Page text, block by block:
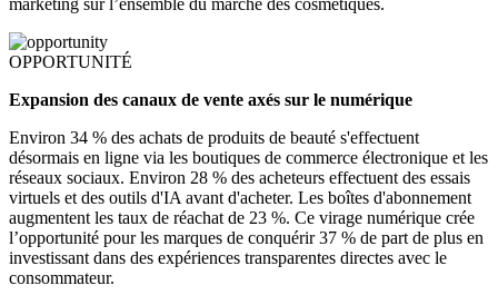
marketing sur l’ensemble du marché des cosmétiques.
OPPORTUNITÉ
Expansion des canaux de vente axés sur le numérique
Environ 34 % des achats de produits de beauté s'effectuent
désormais en ligne via les boutiques de commerce électronique et les
réseaux sociaux. Environ 28 % des acheteurs effectuent des essais
virtuels et des outils d'IA avant d'acheter. Les boîtes d'abonnement
augmentent les taux de réachat de 23 %. Ce virage numérique crée
l’opportunité pour les marques de conquérir 37 % de part de plus en
investissant dans des expériences transparentes directes avec le
consommateur.